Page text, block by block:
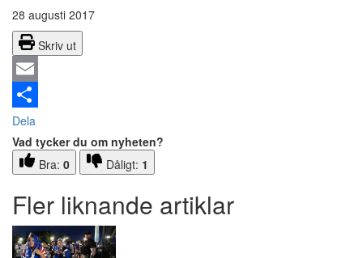
28 augusti 2017
Skriv ut
Email
Dela
Vad tycker du om nyheten?
Bra: 0 Dåligt: 1
Fler liknande artiklar